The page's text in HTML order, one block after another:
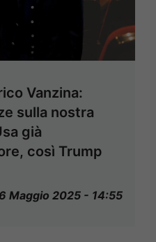
Vanzina:
sulla nostra
già
così Trump
6 Maggio 2025 - 14:55